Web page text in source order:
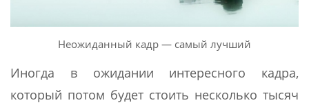
Неожиданный кадр — самый лучший
Иногда в ожидании интересного кадра,
который потом будет стоить несколько тысяч